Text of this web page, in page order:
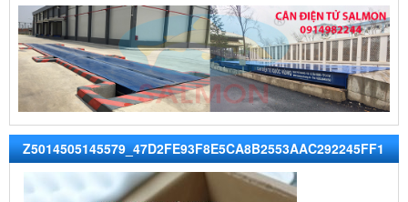
Z5014505145579_47D2FE93F8E5CA8B2553AAC292245FF1